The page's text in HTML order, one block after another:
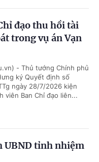
đạo thu hồi tài
trong vụ án Vạn
- Thủ tướng Chính phủ
ký Quyết định số
ngày 28/7/2026 kiện
viên Ban Chỉ đạo liên...
UBND tỉnh nhiệm